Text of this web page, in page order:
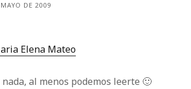
DE 2009
Elena Mateo
nada, al menos podemos leerte 🙂